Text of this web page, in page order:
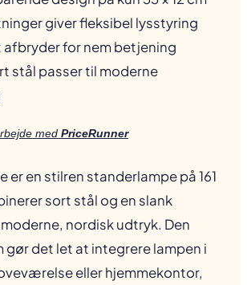
giver fleksibel lysstyring
for nem betjening
stål passer til moderne
med PriceRunner
er en stilren standerlampe på 161
sort stål og en slank
nordisk udtryk. Den
gør det let at integrere lampen i
eller hjemmekontor,